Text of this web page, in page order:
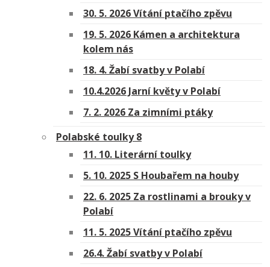
30. 5. 2026 Vítání ptačího zpěvu
19. 5. 2026 Kámen a architektura
kolem nás
18. 4. Žabí svatby v Polabí
10.4.2026 Jarní květy v Polabí
7. 2. 2026 Za zimními ptáky
Polabské toulky 8
11. 10. Literární toulky
5. 10. 2025 S Houbařem na houby
22. 6. 2025 Za rostlinami a brouky v
Polabí
11. 5. 2025 Vítání ptačího zpěvu
26.4. Žabí svatby v Polabí